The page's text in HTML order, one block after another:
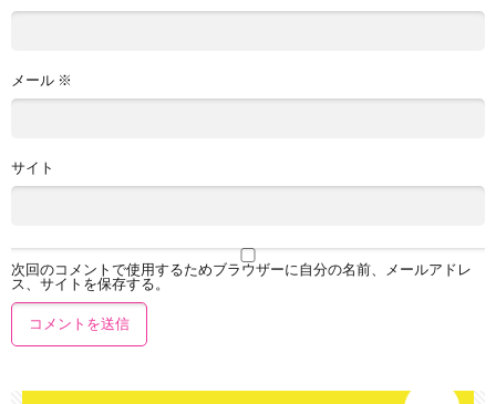
メール ※
サイト
次回のコメントで使用するためブラウザーに自分の名前、メールアドレ
ス、サイトを保存する。